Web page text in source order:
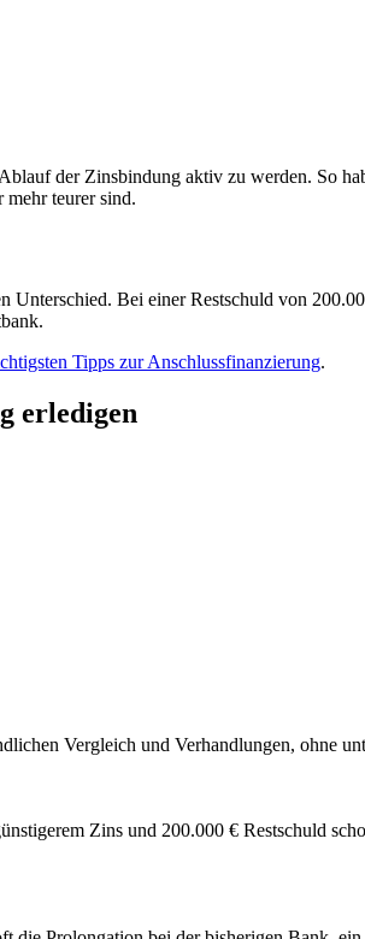
der Zinsbindung aktiv zu werden. So
teurer sind.
Bei einer Restschuld von
Tipps zur Anschlussfinanzierung.
erledigen
Vergleich und Verhandlungen, ohne
Zins und 200.000 € Restschuld